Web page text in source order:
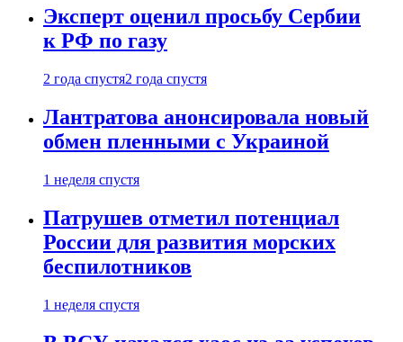
Эксперт оценил просьбу Сербии
к РФ по газу
2 года спустя2 года спустя
Лантратова анонсировала новый
обмен пленными с Украиной
1 неделя спустя
Патрушев отметил потенциал
России для развития морских
беспилотников
1 неделя спустя